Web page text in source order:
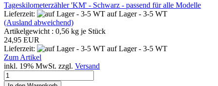
Tageskilometerzähler 'KM' - Schwarz - passend für alle Modelle
Lieferzeit:
auf Lager - 3-5 WT
(Ausland abweichend)
Artikelgewicht : 0,56 kg je Stück
24,95 EUR
Lieferzeit:
auf Lager - 3-5 WT
Zum Artikel
inkl. 19% MwSt. zzgl. Versand